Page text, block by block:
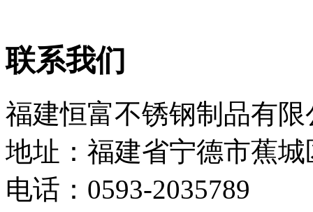
联系我们
福建恒富不锈钢制品有限
地址：福建省宁德市蕉城
电话：0593-2035789